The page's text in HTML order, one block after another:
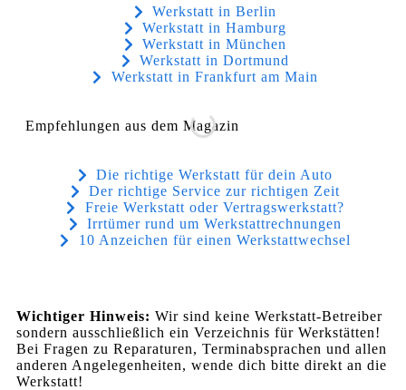
Werkstatt in Berlin
Werkstatt in Hamburg
Werkstatt in München
Werkstatt in Dortmund
Werkstatt in Frankfurt am Main
Empfehlungen aus dem Magazin
Die richtige Werkstatt für dein Auto
Der richtige Service zur richtigen Zeit
Freie Werkstatt oder Vertragswerkstatt?
Irrtümer rund um Werkstattrechnungen
10 Anzeichen für einen Werkstattwechsel
Wichtiger Hinweis: Wir sind keine Werkstatt-Betreiber
sondern ausschließlich ein Verzeichnis für Werkstätten!
Bei Fragen zu Reparaturen, Terminabsprachen und allen
anderen Angelegenheiten, wende dich bitte direkt an die
Werkstatt!